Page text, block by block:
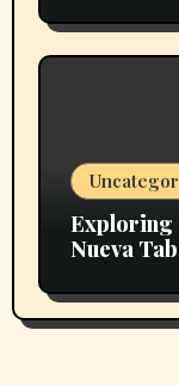
Exploring
Nueva